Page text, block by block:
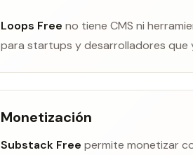
Loops Free no tiene CMS ni
para startups y desarrolladores
Monetización
Substack Free permite monetizar